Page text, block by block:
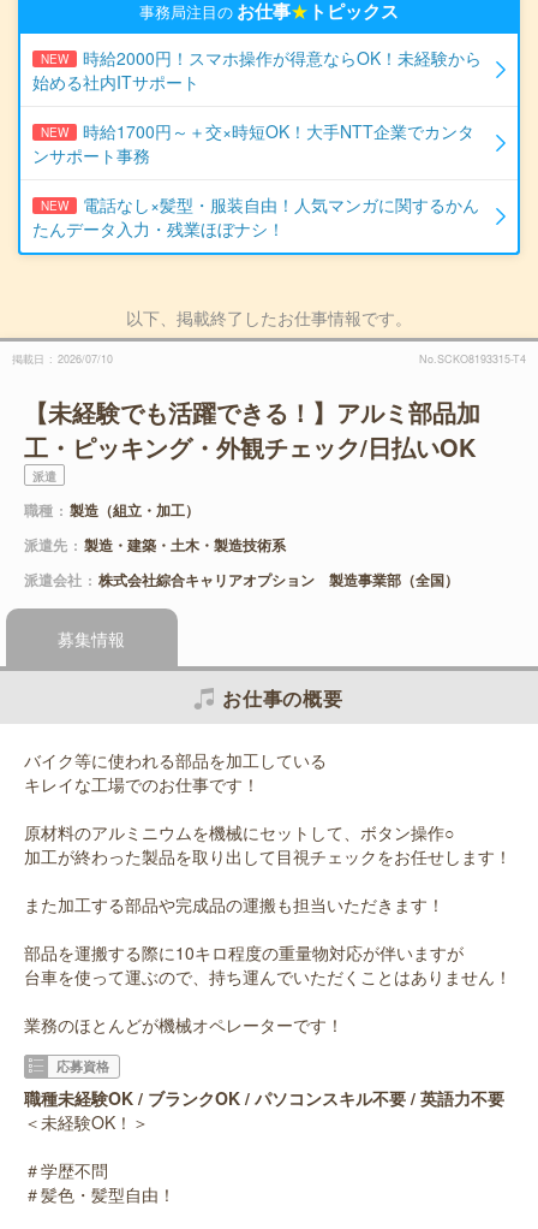
事務局注目の お仕事★ トピックス
NEW
時給2000円！スマホ操作が得意ならOK！未経験から
始める社内ITサポート
NEW
時給1700円～＋交×時短OK！大手NTT企業でカンタ
ンサポート事務
NEW
電話なし×髪型・服装自由！人気マンガに関するかん
たんデータ入力・残業ほぼナシ！
以下、掲載終了したお仕事情報です。
掲載日 2026/07/10 No.SCKO8193315-T4
【未経験でも活躍できる！】アルミ部品加
工・ピッキング・外観チェック/日払いOK
派遣
職種
製造（組立・加工）
派遣先
製造・建築・土木・製造技術系
派遣会社
株式会社綜合キャリアオプション 製造事業部（全国）
募集情報
お仕事の概要
バイク等に使われる部品を加工している
キレイな工場でのお仕事です！
原材料のアルミニウムを機械にセットして、ボタン操作○
加工が終わった製品を取り出して目視チェックをお任せします！
また加工する部品や完成品の運搬も担当いただきます！
部品を運搬する際に10キロ程度の重量物対応が伴いますが
台車を使って運ぶので、持ち運んでいただくことはありません！
業務のほとんどが機械オペレーターです！
応募資格
職種未経験OK / ブランクOK / パソコンスキル不要 / 英語力不要
＜未経験OK！＞
＃学歴不問
＃髪色・髪型自由！